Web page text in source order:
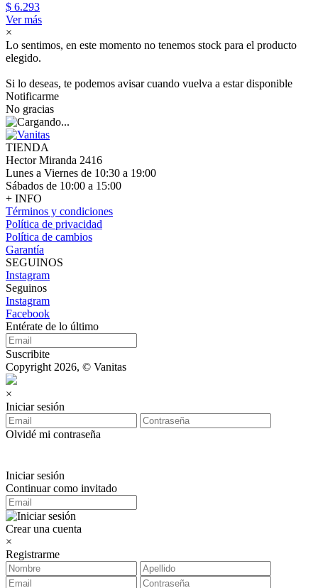
$ 6.293
Ver más
×
Lo sentimos, en este momento no tenemos stock para el producto
elegido.
Si lo deseas, te podemos avisar cuando vuelva a estar disponible
Notificarme
No gracias
TIENDA
Hector Miranda 2416
Lunes a Viernes de 10:30 a 19:00
Sábados de 10:00 a 15:00
+ INFO
Términos y condiciones
Política de privacidad
Política de cambios
Garantía
SEGUINOS
Instagram
Seguinos
Instagram
Facebook
Entérate de lo último
Suscribite
Copyright 2026, © Vanitas
×
Iniciar sesión
Olvidé mi contraseña
Iniciar sesión
Continuar como invitado
Crear una cuenta
×
Registrarme